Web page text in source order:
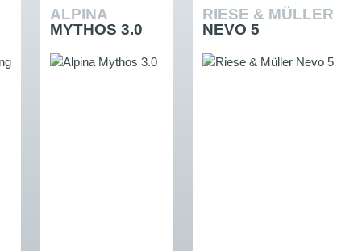
ALPINA
MYTHOS 3.0
RIESE & MÜLLER
NEVO 5